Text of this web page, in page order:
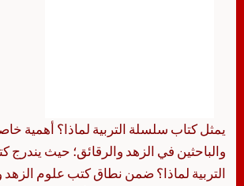
يمثل كتاب سلسلة التربية لماذا؟ أهمية
والباحثين في الزهد والرقائق؛ حيث
التربية لماذا؟ ضمن نطاق كتب علوم الزهد